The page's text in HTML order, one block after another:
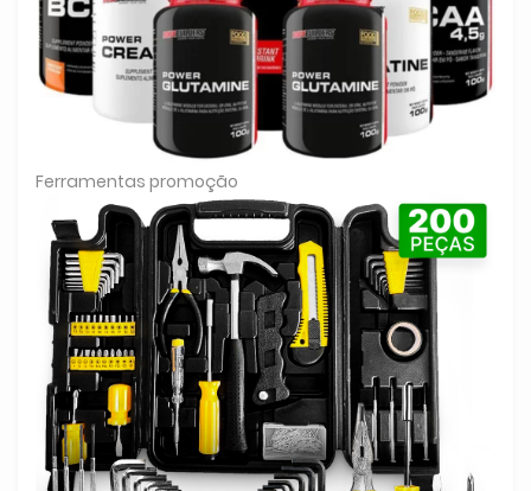
Ferramentas promoção